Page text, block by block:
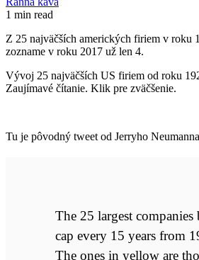
1 min read
Z 25 najväčších amerických firiem v roku
zozname v roku 2017 už len 4.
Vývoj 25 najväčších US firiem od roku
Zaujímavé čítanie. Klik pre zväčšenie.
Tu je pôvodný tweet od Jerryho Neumanna
The 25 largest companies
cap every 15 years from
The ones in yellow are